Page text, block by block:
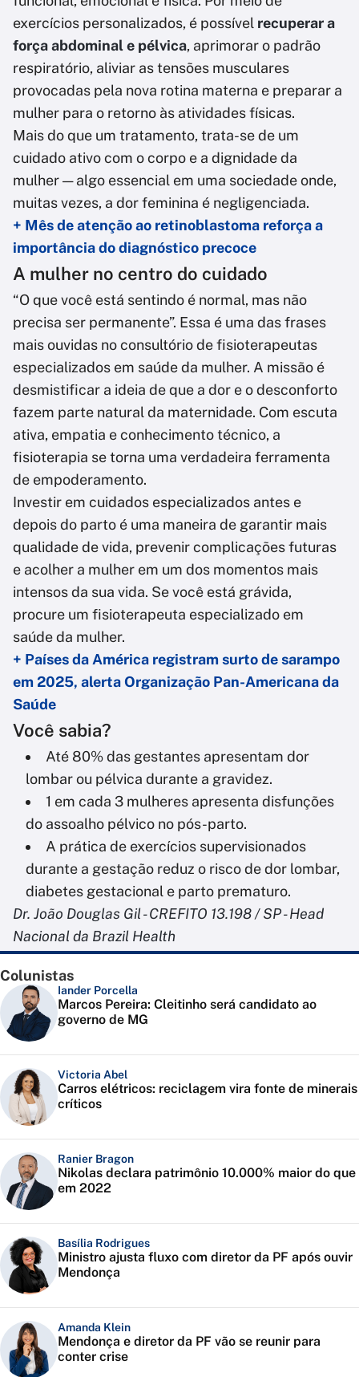
exercícios personalizados, é possível recuperar a
força abdominal e pélvica, aprimorar o padrão
respiratório, aliviar as tensões musculares
provocadas pela nova rotina materna e preparar a
mulher para o retorno às atividades físicas.
Mais do que um tratamento, trata-se de um
cuidado ativo com o corpo e a dignidade da
mulher — algo essencial em uma sociedade onde,
muitas vezes, a dor feminina é negligenciada.
+ Mês de atenção ao retinoblastoma reforça a
importância do diagnóstico precoce
A mulher no centro do cuidado
“O que você está sentindo é normal, mas não
precisa ser permanente”. Essa é uma das frases
mais ouvidas no consultório de fisioterapeutas
especializados em saúde da mulher. A missão é
desmistificar a ideia de que a dor e o desconforto
fazem parte natural da maternidade. Com escuta
ativa, empatia e conhecimento técnico, a
fisioterapia se torna uma verdadeira ferramenta
de empoderamento.
Investir em cuidados especializados antes e
depois do parto é uma maneira de garantir mais
qualidade de vida, prevenir complicações futuras
e acolher a mulher em um dos momentos mais
intensos da sua vida. Se você está grávida,
procure um fisioterapeuta especializado em
saúde da mulher.
+ Países da América registram surto de sarampo
em 2025, alerta Organização Pan-Americana da
Saúde
Você sabia?
Até 80% das gestantes apresentam dor
lombar ou pélvica durante a gravidez.
1 em cada 3 mulheres apresenta disfunções
do assoalho pélvico no pós-parto.
A prática de exercícios supervisionados
durante a gestação reduz o risco de dor lombar,
diabetes gestacional e parto prematuro.
Dr. João Douglas Gil - CREFITO 13.198 / SP - Head
Nacional da Brazil Health
Colunistas
Iander Porcella
Marcos Pereira: Cleitinho será candidato ao
governo de MG
Victoria Abel
Carros elétricos: reciclagem vira fonte de minerais
críticos
Ranier Bragon
Nikolas declara patrimônio 10.000% maior do que
em 2022
Basília Rodrigues
Ministro ajusta fluxo com diretor da PF após ouvir
Mendonça
Amanda Klein
Mendonça e diretor da PF vão se reunir para
conter crise